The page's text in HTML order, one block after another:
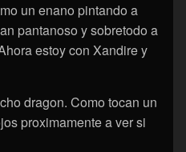
un enano pintando a
pantanoso y sobretodo a
estoy con Xandire y
dragon. Como tocan un
proximamente a ver si